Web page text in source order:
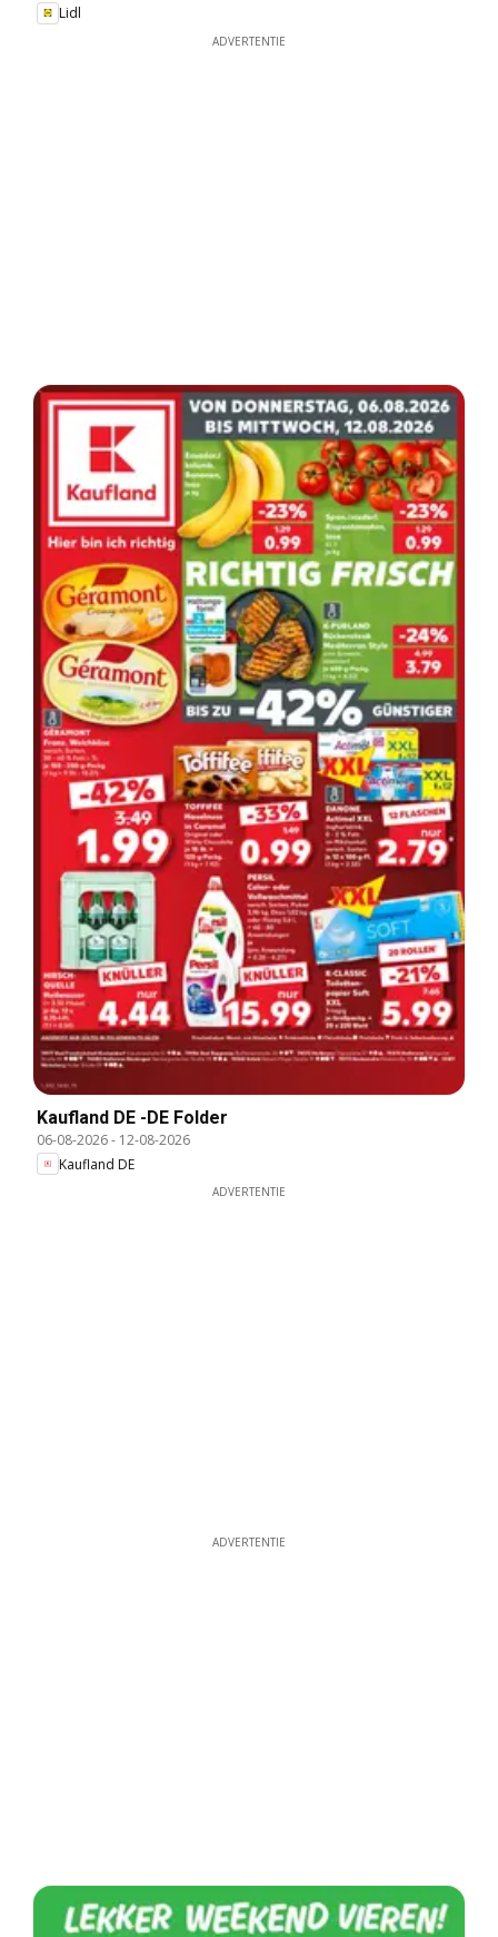
Lidl
ADVERTENTIE
Kaufland DE -DE Folder
06-08-2026- 12-08-2026
Kaufland DE
ADVERTENTIE
ADVERTENTIE